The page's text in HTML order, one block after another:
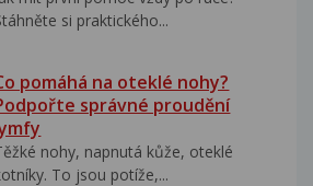
si praktického...
pomáhá na oteklé nohy?
správné proudění
nohy, napnutá kůže, oteklé
To jsou potíže,...